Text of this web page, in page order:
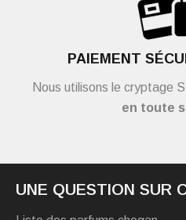
PAIEMENT
Nous utilisons le cryptage
en toute
UNE QUESTION SUR